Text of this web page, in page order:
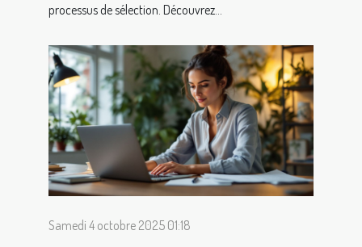
processus de sélection. Découvrez...
Samedi 4 octobre 2025 01:18